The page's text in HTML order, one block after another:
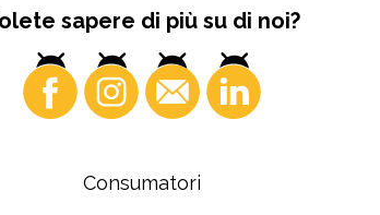
sapere di più su di noi?
Consumatori